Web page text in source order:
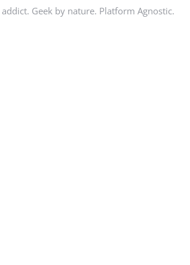
Geek by nature. Platform Agnostic.